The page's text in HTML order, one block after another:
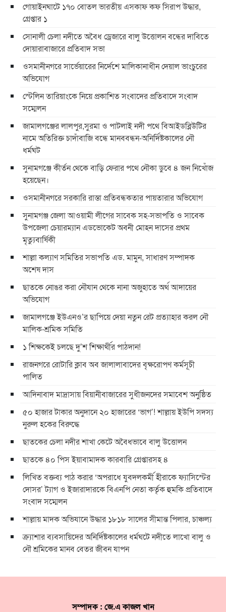
গোয়াইনঘাটে ১৭০ বোতল ভারতীয় এসকাফ কফ সিরাপ উদ্ধার,
গ্রেপ্তার ১
সোনালী চেলা নদীতে অবৈধ ড্রেজারে বালু উত্তোলন বন্ধের দাবিতে
দোয়ারাবাজারে প্রতিবাদ সভা
ওসমানীনগরে সার্ভেয়ারের নির্দেশে মালিকানাধীন দেয়াল ভাংচুরের
অভিযোগ
স্টেলিন তারিয়াংকে নিয়ে প্রকাশিত সংবাদের প্রতিবাদে সংবাদ
সম্মেলন
জামালগঞ্জের লালপুর,সুরমা ও পাটলাই নদী পথে বিআইডব্লিউটির
নামে অতিরিক্ত চাদাঁবাজি বন্ধে মানববন্ধন-অনির্দিষ্টকালের নৌ
ধর্মঘট
সুনামগঞ্জে কীর্তন থেকে বাড়ি ফেরার পথে নৌকা ডুবে ৪ জন নিখোঁজ
হয়েছেন।
ওসমানীনগরে সরকারি রাস্তা প্রতিবন্ধকতার পায়তারার অভিযোগ
সুনামগঞ্জ জেলা আওয়ামী লীগের সাবেক সহ-সভাপতি ও সাবেক
উপজেলা চেয়ারম্যান এডভোকেট অবনী মোহন দাসের প্রথম
মৃত্যুবার্ষিকী
শাল্লা কল্যাণ সমিতির সভাপতি এড. মামুন, সাধারণ সম্পাদক
অশেষ দাস
ছাতকে নোঙর করা নৌযান থেকে নানা অজুহাতে অর্থ আদায়ের
অভিযোগ
জামালগঞ্জে ইউএনও’র ছাপিয়ে দেয়া নতুন রেট প্রত্যাহার করল নৌ
মালিক-শ্রমিক সমিতি
১ শিক্ষকেই চলছে দু’শ শিক্ষার্থীর পাঠদান!
রাজনগরে রোটারি ক্লাব অব জালালাবাদের বৃক্ষরোপণ কর্মসূচী
পালিত
আদিনাবাদ মাদ্রাসায় বিয়ানীবাজারের সুধীজনদের সমাবেশ অনুষ্ঠিত
৫০ হাজার টাকার অনুদানে ২০ হাজারের ‘ভাগ’! শাল্লায় ইউপি সদস্য
নুরুল হকের বিরুদ্ধে
ছাতকের চেলা নদীর শাখা কেটে অবৈধভাবে বালু উত্তোলন
ছাতকে ৪০ পিস ইয়াবামাদক কারবারি গ্রেপ্তারসহ ৪
লিখিত বক্তব্য পাঠ করার ‘অপরাধে যুবদলকর্মী হীরাকে ফ্যাসিস্টের
দোসর’ ট্যাগ ও ইজারাদারকে বিএনপি নেতা কর্তৃক হুমকি প্রতিবাদে
সংবাদ সম্মেলন
শাল্লায় মাদক অভিযানে উদ্ধার ১৮১৮ সালের সীমান্ত পিলার, চাঞ্চল্য
ক্র্যাশার ব্যবসায়িদের অনির্দিষ্টকালের ধর্মঘটে নদীতে লাখো বালু ও
নৌ শ্রমিকের মানব বেতর জীবন যাপন
সম্পাদক : জে.এ কাজল খান